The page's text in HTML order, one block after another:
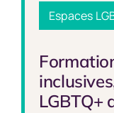
Espaces
LGBTQ+